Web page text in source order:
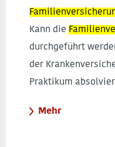
Kann die
durchgeführt
der
Praktikum
Mehr